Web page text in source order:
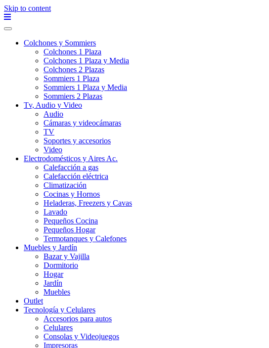
Skip to content
Colchones y Sommiers
Colchones 1 Plaza
Colchones 1 Plaza y Media
Colchones 2 Plazas
Sommiers 1 Plaza
Sommiers 1 Plaza y Media
Sommiers 2 Plazas
Tv, Audio y Video
Audio
Cámaras y videocámaras
TV
Soportes y accesorios
Video
Electrodomésticos y Aires Ac.
Calefacción a gas
Calefacción eléctrica
Climatización
Cocinas y Hornos
Heladeras, Freezers y Cavas
Lavado
Pequeños Cocina
Pequeños Hogar
Termotanques y Calefones
Muebles y Jardín
Bazar y Vajilla
Dormitorio
Hogar
Jardín
Muebles
Outlet
Tecnología y Celulares
Accesorios para autos
Celulares
Consolas y Videojuegos
Impresoras